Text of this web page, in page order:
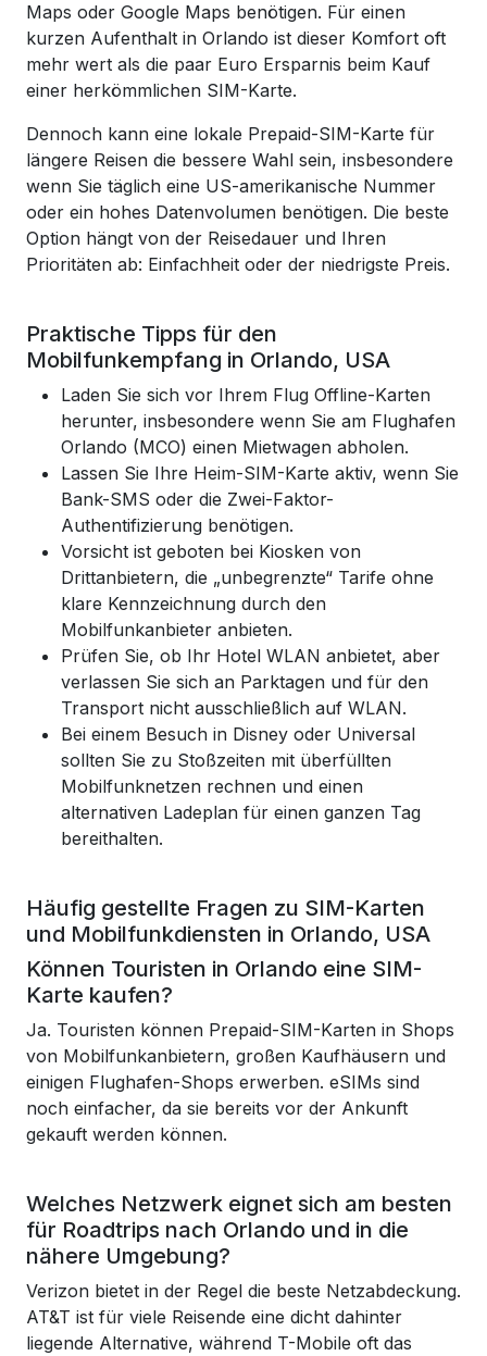
Maps oder Google Maps benötigen. Für einen
kurzen Aufenthalt in Orlando ist dieser Komfort oft
mehr wert als die paar Euro Ersparnis beim Kauf
einer herkömmlichen SIM-Karte.
Dennoch kann eine lokale Prepaid-SIM-Karte für
längere Reisen die bessere Wahl sein, insbesondere
wenn Sie täglich eine US-amerikanische Nummer
oder ein hohes Datenvolumen benötigen. Die beste
Option hängt von der Reisedauer und Ihren
Prioritäten ab: Einfachheit oder der niedrigste Preis.
Praktische Tipps für den
Mobilfunkempfang in Orlando, USA
Laden Sie sich vor Ihrem Flug Offline-Karten
herunter, insbesondere wenn Sie am Flughafen
Orlando (MCO) einen Mietwagen abholen.
Lassen Sie Ihre Heim-SIM-Karte aktiv, wenn Sie
Bank-SMS oder die Zwei-Faktor-
Authentifizierung benötigen.
Vorsicht ist geboten bei Kiosken von
Drittanbietern, die „unbegrenzte“ Tarife ohne
klare Kennzeichnung durch den
Mobilfunkanbieter anbieten.
Prüfen Sie, ob Ihr Hotel WLAN anbietet, aber
verlassen Sie sich an Parktagen und für den
Transport nicht ausschließlich auf WLAN.
Bei einem Besuch in Disney oder Universal
sollten Sie zu Stoßzeiten mit überfüllten
Mobilfunknetzen rechnen und einen
alternativen Ladeplan für einen ganzen Tag
bereithalten.
Häufig gestellte Fragen zu SIM-Karten
und Mobilfunkdiensten in Orlando, USA
Können Touristen in Orlando eine SIM-
Karte kaufen?
Ja. Touristen können Prepaid-SIM-Karten in Shops
von Mobilfunkanbietern, großen Kaufhäusern und
einigen Flughafen-Shops erwerben. eSIMs sind
noch einfacher, da sie bereits vor der Ankunft
gekauft werden können.
Welches Netzwerk eignet sich am besten
für Roadtrips nach Orlando und in die
nähere Umgebung?
Verizon bietet in der Regel die beste Netzabdeckung.
AT&T ist für viele Reisende eine dicht dahinter
liegende Alternative, während T-Mobile oft das